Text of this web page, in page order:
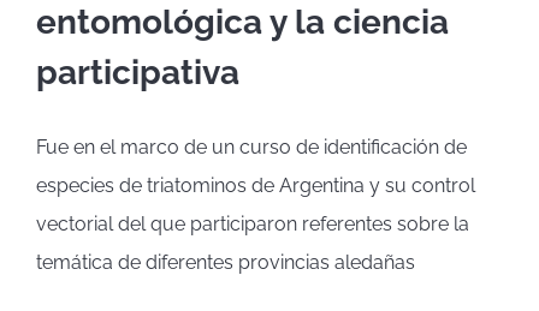
entomológica y la ciencia
participativa
Fue en el marco de un curso de identificación de
especies de triatominos de Argentina y su control
vectorial del que participaron referentes sobre la
temática de diferentes provincias aledañas